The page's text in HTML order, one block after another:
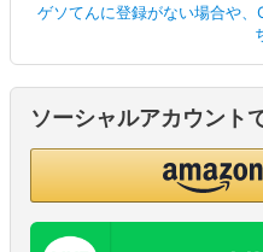
ゲソてんに登録がない場合や
ソーシャルアカウント